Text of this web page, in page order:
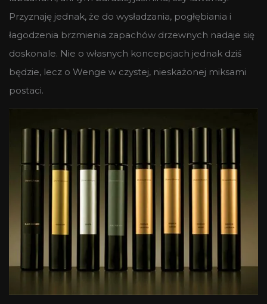
Przyznaję jednak, że do wysładzania, pogłębiania i
łagodzenia brzmienia zapachów drzewnych nadaje się
doskonale. Nie o własnych koncepcjach jednak dziś
będzie, lecz o Wenge w czystej, nieskażonej miksami
postaci.